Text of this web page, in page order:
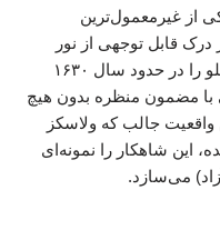
از غیرمعمول‌ترین
قابل توجهی از نور
طبیعی را نشان می‌دهد. ولاسکز این تابلو را در حدود سال ۱۶۳۰
با مضمون منظره بدون هیچ
واقعیت جالب که ولاسکز
این شاهکار را نمونه‌ای